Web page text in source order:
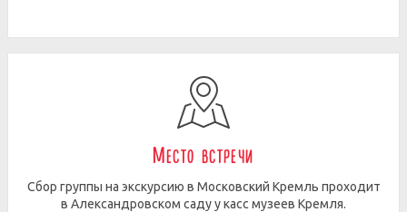
Место встречи
Сбор группы на экскурсию в Московский Кремль проходит
в Александровском саду у касс музеев Кремля.